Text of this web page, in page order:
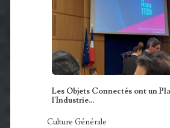
Les Objets Connectés ont un
l'Industrie...
Culture Générale